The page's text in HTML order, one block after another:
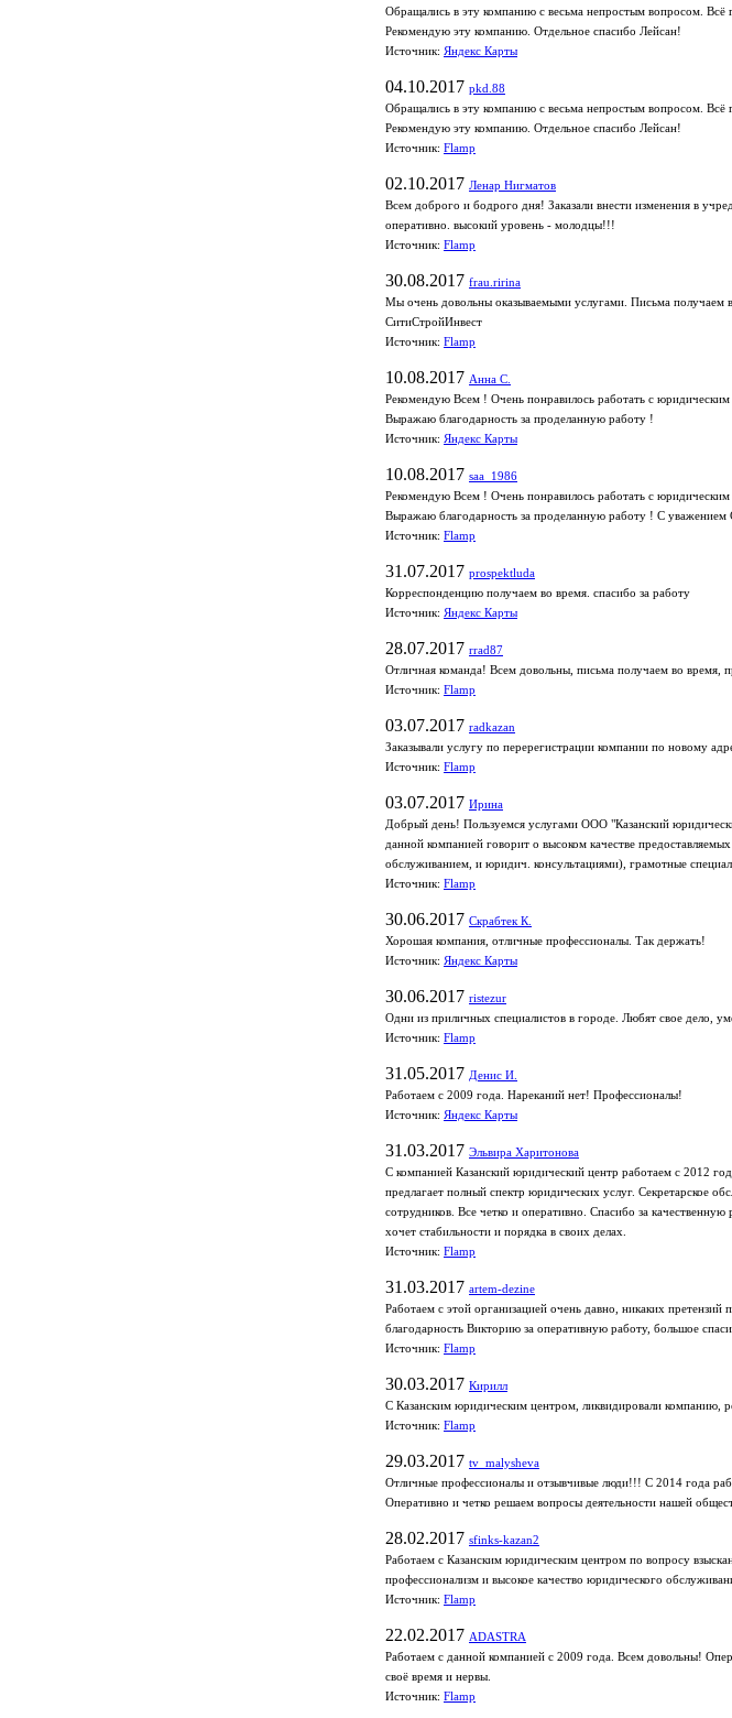
Обращались в эту компанию с весьма непростым вопросом.
Рекомендую эту компанию. Отдельное спасибо Лейсан!
Источник: Яндекс Карты
04.10.2017 pkd.88
Обращались в эту компанию с весьма непростым вопросом.
Рекомендую эту компанию. Отдельное спасибо Лейсан!
Источник: Flamp
02.10.2017 Ленар Нигматов
Всем доброго и бодрого дня! Заказали внести изменения в
оперативно. высокий уровень - молодцы!!!
Источник: Flamp
30.08.2017 frau.ririna
Мы очень довольны оказываемыми услугами. Письма получаем
СитиСтройИнвест
Источник: Flamp
10.08.2017 Анна С.
Рекомендую Всем ! Очень понравилось работать с
Выражаю благодарность за проделанную работу !
Источник: Яндекс Карты
10.08.2017 saa_1986
Рекомендую Всем ! Очень понравилось работать с
Выражаю благодарность за проделанную работу ! С уважением
Источник: Flamp
31.07.2017 prospektluda
Корреспонденцию получаем во время. спасибо за работу
Источник: Яндекс Карты
28.07.2017 rrad87
Отличная команда! Всем довольны, письма получаем во время,
Источник: Flamp
03.07.2017 radkazan
Заказывали услугу по перерегистрации компании по новому
Источник: Flamp
03.07.2017 Ирина
Добрый день! Пользуемся услугами ООО "Казанский
данной компанией говорит о высоком качестве
обслуживанием, и юридич. консультациями), грамотные
Источник: Flamp
30.06.2017 Скрабтек К.
Хорошая компания, отличные профессионалы. Так держать!
Источник: Яндекс Карты
30.06.2017 ristezur
Одни из приличных специалистов в городе. Любят свое дело,
Источник: Flamp
31.05.2017 Денис И.
Работаем с 2009 года. Нареканий нет! Профессионалы!
Источник: Яндекс Карты
31.03.2017 Эльвира Харитонова
С компанией Казанский юридический центр работаем с 2012
предлагает полный спектр юридических услуг. Секретарское
сотрудников. Все четко и оперативно. Спасибо за
хочет стабильности и порядка в своих делах.
Источник: Flamp
31.03.2017 artem-dezine
Работаем с этой организацией очень давно, никаких
благодарность Викторию за оперативную работу, большое
Источник: Flamp
30.03.2017 Кирилл
С Казанским юридическим центром, ликвидировали компанию,
Источник: Flamp
29.03.2017 tv_malysheva
Отличные профессионалы и отзывчивые люди!!! С 2014 года
Оперативно и четко решаем вопросы деятельности нашей
28.02.2017 sfinks-kazan2
Работаем с Казанским юридическим центром по вопросу
профессионализм и высокое качество юридического
Источник: Flamp
22.02.2017 ADASTRA
Работаем с данной компанией с 2009 года. Всем довольны!
своё время и нервы.
Источник: Flamp